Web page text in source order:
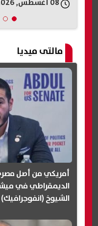
مالتى ميديا
أمريكي من أصل مصري
الديمقراطي في
الشيوخ (انفوجرافيك)